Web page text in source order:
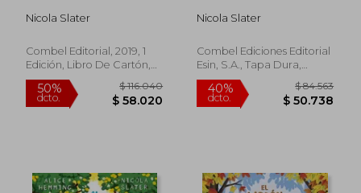
Nicola Slater
Combel Editorial, 2019, 1
Edición, Libro De Cartón,
Nuevo
Nicola Slater
Combel Ediciones Editorial
Esin, S.A., Tapa Dura,
Nuevo